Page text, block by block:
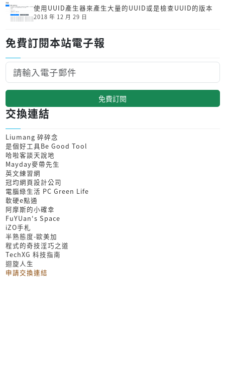
使用UUID產生器來產生大量的UUID或是檢查UUID的版本
2018 年 12 月 29 日
免費訂閱本站電子報
免費訂閱
交換連結
Liumang 碎碎念
是個好工具Be Good Tool
哈啦客談天說地
Mayday麥帶先生
英文練習網
冠均網頁設計公司
電腦綠生活 PC Green Life
軟硬e點通
阿摩斯的小確幸
FuYUan's Space
iZO手札
半熟態度-歐美加
程式的奇技淫巧之道
TechXG 科技指南
迴旋人生
申請交換連結